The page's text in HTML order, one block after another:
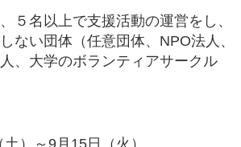
５名以上で支援活動の運営をし、
ない団体（任意団体、NPO法人、
、大学のボランティアサークル